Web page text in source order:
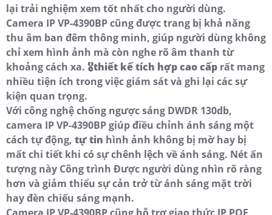
lại trải nghiệm xem tốt nhất cho người dùng.
Camera IP VP-4390BP cũng được trang bị khả năng
thu âm ban đêm thông minh, giúp người dùng không
chỉ xem hình ảnh mà còn nghe rõ âm thanh từ
khoảng cách xa. 🎖️thiết kế tích hợp cao cấp rất mang
nhiều tiện ích trong việc giám sát và ghi lại các sự
kiện quan trọng.
Với công nghệ chống ngược sáng DWDR 130db,
camera IP VP-4390BP giúp điều chỉnh ánh sáng một
cách tự động, tự tin hình ảnh không bị mờ hay bị
mất chi tiết khi có sự chênh lệch về ánh sáng. Nét ấn
tượng này Công trình Được người dùng nhìn rõ ràng
hơn và giảm thiểu sự cản trở từ ánh sáng mặt trời
hay đèn chiếu sáng mạnh.